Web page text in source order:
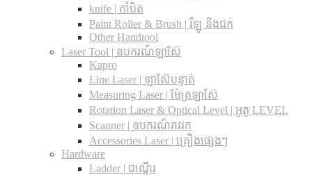
knife | កាំបិត
Paint Roller & Brush | រឺឡូ និងជក់
Other Handtool
Laser Tool | ឧបករណ៍ឡាស៊ែ
Kapro
Line Laser | ឡាស៊ែបន្ទាត់
Measuring Laser | ម៉ែត្រឡាស៊ែ
Rotation Laser & Optical Level | អូតូ LEVEL
Scanner | ឧបករណ៍រាវរក
Accessories Laser | គ្រឿងផ្សេងៗ
Hardware
Ladder | ជណ្តើរ